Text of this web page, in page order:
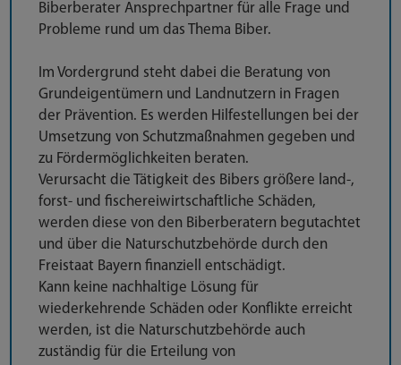
Biberberater Ansprechpartner für alle Frage und
Probleme rund um das Thema Biber.
Im Vordergrund steht dabei die Beratung von
Grundeigentümern und Landnutzern in Fragen
der Prävention. Es werden Hilfestellungen bei der
Umsetzung von Schutzmaßnahmen gegeben und
zu Fördermöglichkeiten beraten.
Verursacht die Tätigkeit des Bibers größere land-,
forst- und fischereiwirtschaftliche Schäden,
werden diese von den Biberberatern begutachtet
und über die Naturschutzbehörde durch den
Freistaat Bayern finanziell entschädigt.
Kann keine nachhaltige Lösung für
wiederkehrende Schäden oder Konflikte erreicht
werden, ist die Naturschutzbehörde auch
zuständig für die Erteilung von